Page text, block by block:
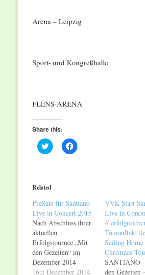
Arena – Leipzig
Sport- und Kongreßhalle
FLENS-ARENA
Share this:
Click
to
(Opens
in
new
Click
to
Related
PreSale für Santiano-
Live in Concert 2015
Nach Abschluss ihrer
aktuellen
Erfolgstournee „Mit
den Gezeiten“ im
Dezember 2014
werden SANTIANO
16th December 2014
VVK-Start
Live in
//
Tourauftakt
Sailing
Christmas
SANTIANO
den Gezeiten